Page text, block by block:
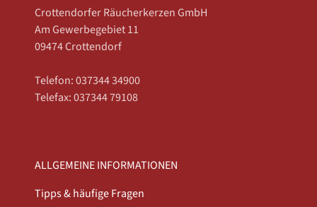
Crottendorfer Räucherkerzen GmbH
Am Gewerbegebiet 11
09474 Crottendorf
Telefon: 037344 34900
Telefax: 037344 79108
ALLGEMEINE INFORMATIONEN
Tipps & häufige Fragen